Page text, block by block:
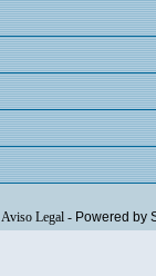
Aviso Legal- Powered by